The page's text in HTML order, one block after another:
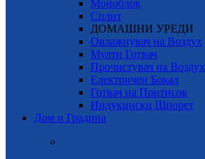
Моноблок
Сплит
ДОМАШНИ УРЕДИ
Овлажнувач на Воздух
Мулти Готвач
Прочистувач на Воздух
Електричен Бокал
Готвач на Притисок
Индукциски Шпорет
Дом и Градина